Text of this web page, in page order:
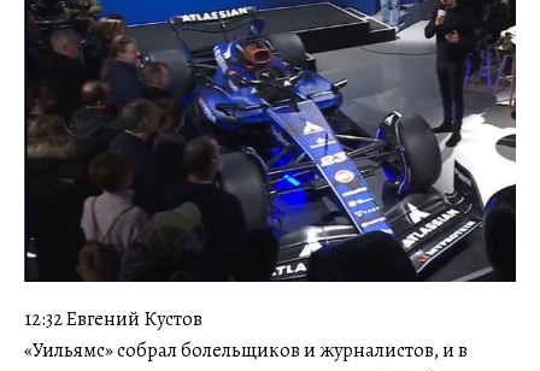
12:32 Евгений Кустов
«Уильямс» собрал болельщиков и журналистов, и в